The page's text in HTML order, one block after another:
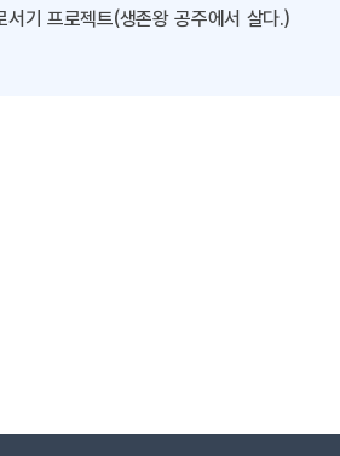
서기 프로젝트(생존왕 공주에서 살다.)